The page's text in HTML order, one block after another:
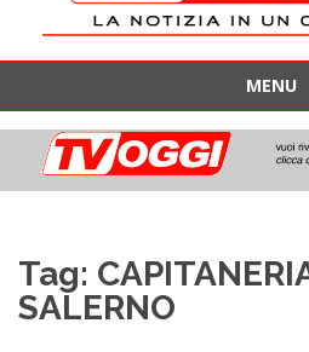
contenuto
MENU
contenuto
Tag:
SALERNO